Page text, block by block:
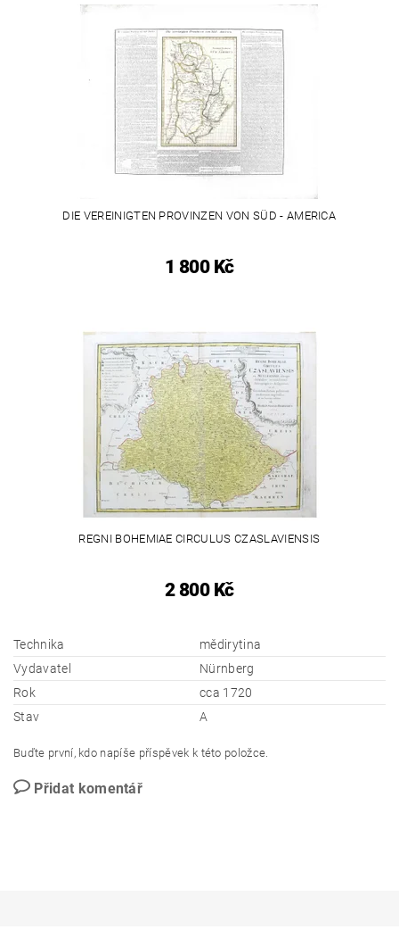
DIE VEREINIGTEN PROVINZEN VON SÜD - AMERICA
1 800 Kč
REGNI BOHEMIAE CIRCULUS CZASLAVIENSIS
2 800 Kč
Technika
mědirytina
Vydavatel
Nürnberg
Rok
cca 1720
Stav
A
Buďte první, kdo napíše příspěvek k této položce.
Přidat komentář